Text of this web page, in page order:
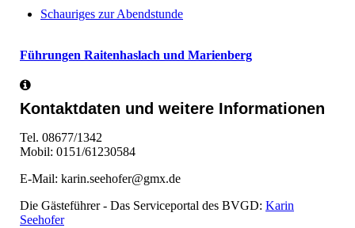
Schauriges zur Abendstunde
Führungen Raitenhaslach und Marienberg
Kontaktdaten und weitere Informationen
Tel. 08677/1342
Mobil: 0151/61230584
E-Mail: karin.seehofer@gmx.de
Die Gästeführer - Das Serviceportal des BVGD: Karin
Seehofer